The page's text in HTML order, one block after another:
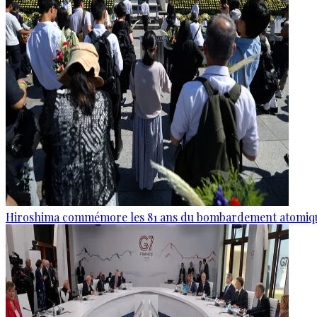
Hiroshima commémore les 81 ans du bombardement